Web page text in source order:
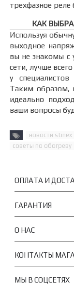
трехфазное реле
КАК
Используя
выходное
вы не знакомы с
сети, лучше
у
Таким образом,
идеально
ваши вопросы
новости stinex
советы по обогреву
ОПЛАТА И
ГАРАНТИЯ
О НАС
КОНТАКТЫ
МЫ В СОЦСЕТЯХ